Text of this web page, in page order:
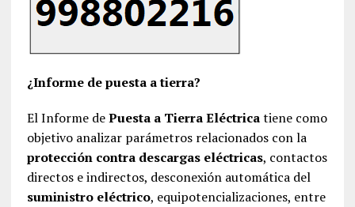
¿Informe de puesta a tierra?
El Informe dePuesta a Tierra Eléctricatiene como
objetivo analizar parámetros relacionados con la
protección contra descargas eléctricas, contactos
directos e indirectos, desconexión automática del
suministro eléctrico, equipotencializaciones, entre